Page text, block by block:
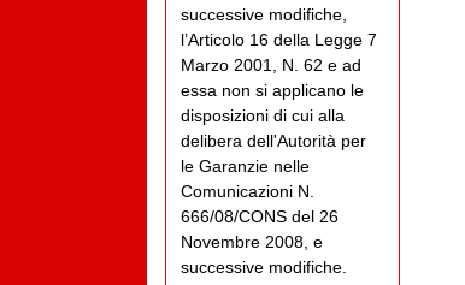
successive modifiche,
l’Articolo 16 della Legge 7
Marzo 2001, N. 62 e ad
essa non si applicano le
disposizioni di cui alla
delibera dell'Autorità per
le Garanzie nelle
Comunicazioni N.
666/08/CONS del 26
Novembre 2008, e
successive modifiche.